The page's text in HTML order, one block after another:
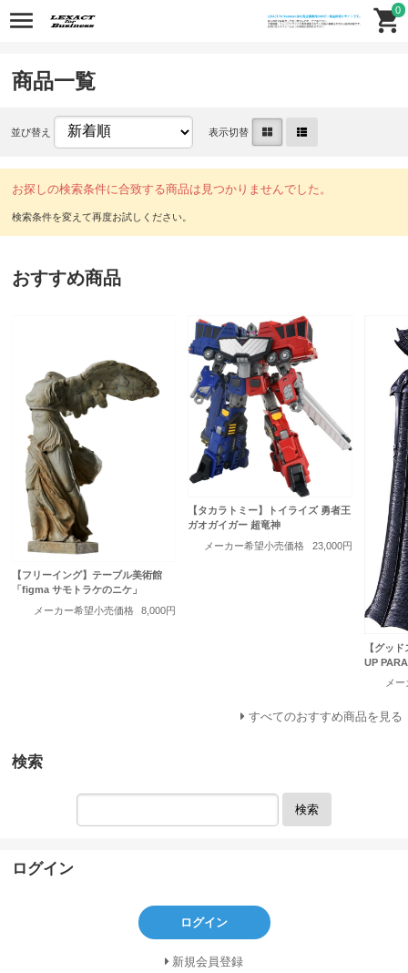
0
商品一覧
並び替え 表示切替
お探しの検索条件に合致する商品は見つかりませんでした。
おすすめ商品
【フリーイング】テーブル美術館
「figma サモトラケのニケ」
メーカー希望小売価格
8,000円
【タカラトミー】トイライズ 勇者王
ガオガイガー 超竜神
メーカー希望小売価格
23,000円
【グッ
UP
メ
すべてのおすすめ商品を見る
検索
検索
ログイン
ログイン
新規会員登録